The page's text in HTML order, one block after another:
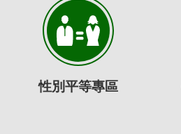
性別平等專區